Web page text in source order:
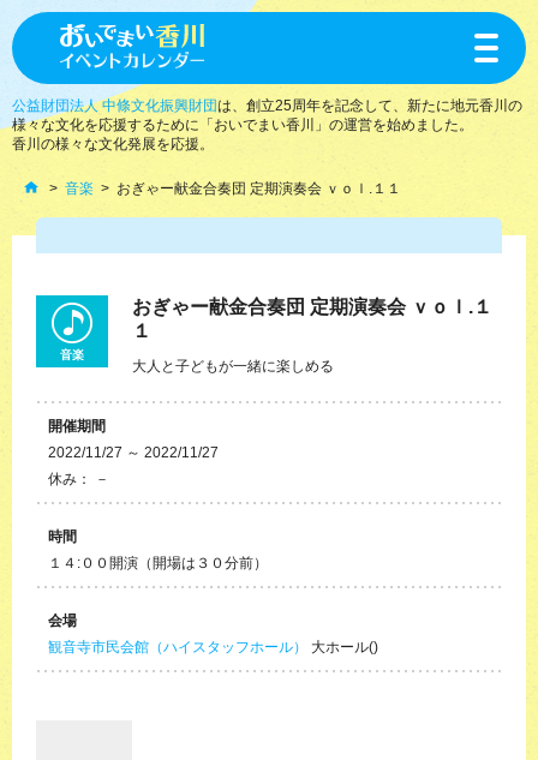
toggle
公益財団法人 中條文化振興財団は、創立25周年を記念して、新たに地元香川の
様々な文化を応援するために「おいでまい香川」の運営を始めました。
香川の様々な文化発展を応援。
音楽 おぎゃー献金合奏団 定期演奏会 ｖｏｌ.１１
音楽
おぎゃー献金合奏団 定期演奏会 ｖｏｌ.１
１
大人と子どもが一緒に楽しめる
開催期間
2022/11/27 ～ 2022/11/27
休み： －
時間
１４:００開演（開場は３０分前）
会場
観音寺市民会館（ハイスタッフホール）
大ホール()